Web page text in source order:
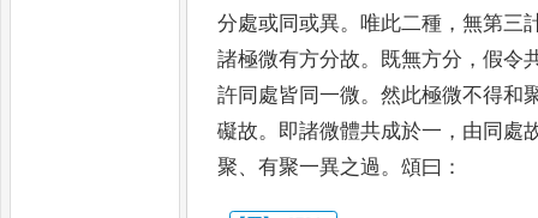
分處或同或異。唯此二種 ，無第三
諸極微有方分故。 既無方分 ，假令
許同處皆同一微。然此極微不得和
礙故。 即諸微體共成於一 ， 由同處
聚、有聚一異之過。頌曰 ：